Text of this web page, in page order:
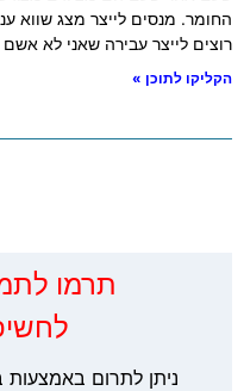
החומר. מנסים לייצר מצג שווא
רוצים לייצר עבירה שאני לא
הקליקו לתוכן »
‏תרמו
ניתן לתרום